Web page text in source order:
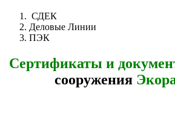
СДЕК
Деловые Линии
ПЭК
Сертификаты и
сооружения